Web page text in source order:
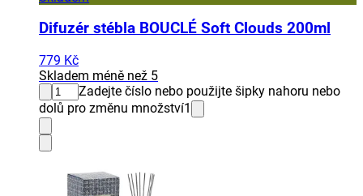
Difuzér stébla BOUCLÉ Soft Clouds 200ml
779 Kč
Skladem méně než 5
Zadejte číslo nebo použijte šipky nahoru nebo
dolů pro změnu množství1